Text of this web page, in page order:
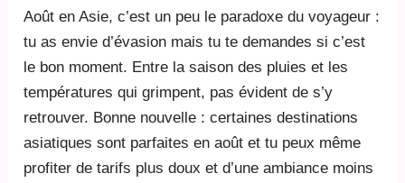
Août en Asie, c’est un peu le paradoxe du voyageur :
tu as envie d’évasion mais tu te demandes si c’est
le bon moment. Entre la saison des pluies et les
températures qui grimpent, pas évident de s’y
retrouver. Bonne nouvelle : certaines destinations
asiatiques sont parfaites en août et tu peux même
profiter de tarifs plus doux et d’une ambiance moins